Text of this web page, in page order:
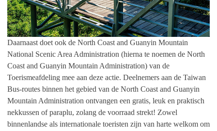
Daarnaast doet ook de North Coast and Guanyin Mountain
National Scenic Area Administration (hierna te noemen de North
Coast and Guanyin Mountain Administration) van de
Toerismeafdeling mee aan deze actie. Deelnemers aan de Taiwan
Bus-routes binnen het gebied van de North Coast and Guanyin
Mountain Administration ontvangen een gratis, leuk en praktisch
nekkussen of paraplu, zolang de voorraad strekt! Zowel
binnenlandse als internationale toeristen zijn van harte welkom om